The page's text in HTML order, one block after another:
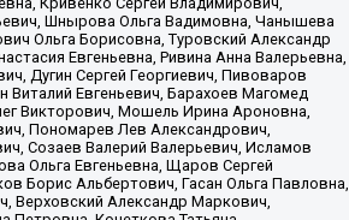
Шнырова Ольга Вадимовна, Чанышева
Ольга Борисовна, Туровский Александр
Евгеньевна, Ривина Анна Валерьевна,
Дугин Сергей Георгиевич, Пивоваров
Виталий Евгеньевич, Барахоев Магомед
Викторович, Мошель Ирина Ароновна,
Пономарев Лев Александрович,
Созаев Валерий Валерьевич, Исламов
Ольга Евгеньевна, Щаров Сергей
Борис Альбертович, Гасан Ольга Павловна,
Верховский Александр Маркович,